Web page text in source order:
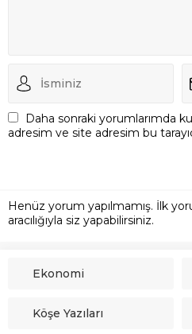
Daha sonraki yorumlarımda
adresim ve site adresim bu
Henüz yorum yapılmamış. İlk
aracılığıyla siz yapabilirsiniz.
Ekonomi
Köşe Yazıları